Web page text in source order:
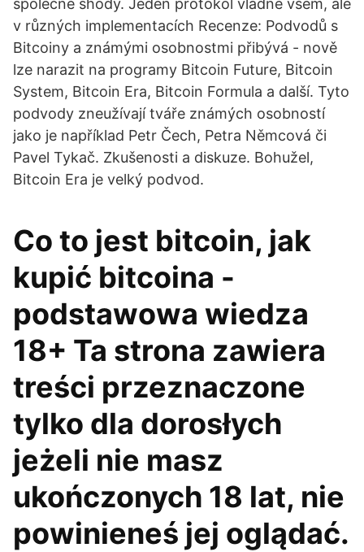
společné shody. Jeden protokol vládne všem, ale
v různých implementacích Recenze: Podvodů s
Bitcoiny a známými osobnostmi přibývá - nově
lze narazit na programy Bitcoin Future, Bitcoin
System, Bitcoin Era, Bitcoin Formula a další. Tyto
podvody zneužívají tváře známých osobností
jako je například Petr Čech, Petra Němcová či
Pavel Tykač. Zkušenosti a diskuze. Bohužel,
Bitcoin Era je velký podvod.
Co to jest bitcoin, jak
kupić bitcoina -
podstawowa wiedza
18+ Ta strona zawiera
treści przeznaczone
tylko dla dorosłych
jeżeli nie masz
ukończonych 18 lat, nie
powinieneś jej oglądać.